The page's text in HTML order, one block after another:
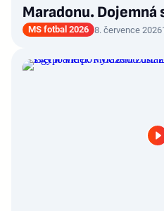
Maradonu. Dojemná
MS fotbal 2026 8. července 2026